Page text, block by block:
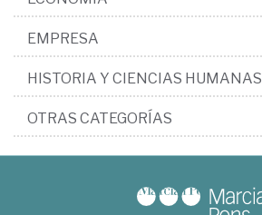
EMPRESA
HISTORIA Y CIENCIAS HUMANAS
OTRAS CATEGORÍAS